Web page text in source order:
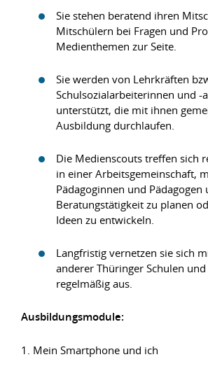
Sie stehen beratend ihren
Mitschülern bei Fragen und
Medienthemen zur Seite.
Sie werden von Lehrkräften
Schulsozialarbeiterinnen und -
unterstützt, die mit ihnen
Ausbildung durchlaufen.
Die Medienscouts treffen sich
in einer Arbeitsgemeinschaft,
Pädagoginnen und Pädagogen
Beratungstätigkeit zu planen
Ideen zu entwickeln.
Langfristig vernetzen sie sich
anderer Thüringer Schulen
regelmäßig aus.
Ausbildungsmodule:
1. Mein Smartphone und ich